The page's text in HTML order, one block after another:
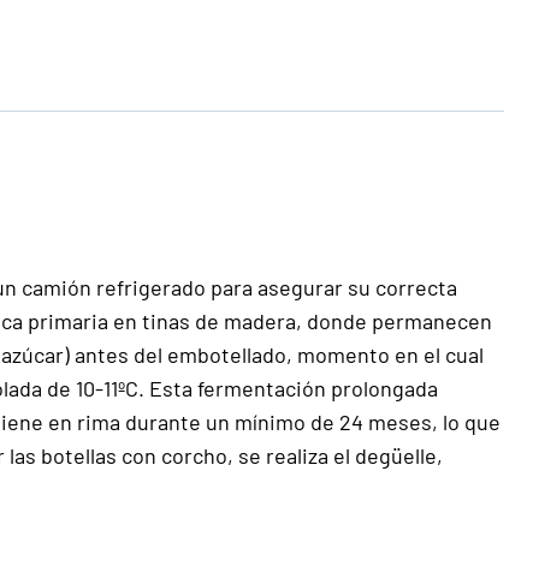
camión refrigerado para asegurar su correcta
primaria en tinas de madera, donde permanecen
antes del embotellado, momento en el cual
de 10-11ºC. Esta fermentación prolongada
en rima durante un mínimo de 24 meses, lo que
botellas con corcho, se realiza el degüelle,